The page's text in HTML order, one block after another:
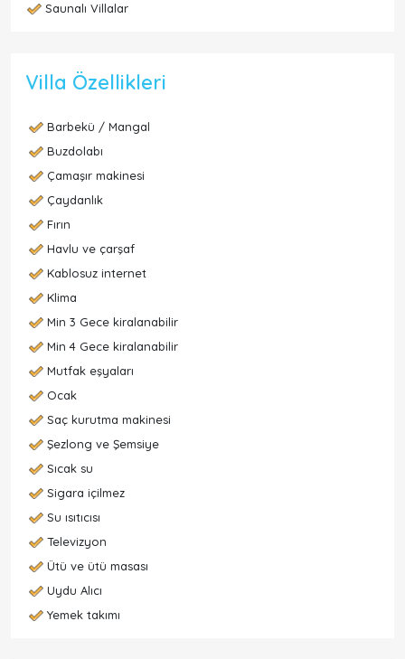
Saunalı Villalar
Villa Özellikleri
Barbekü / Mangal
Buzdolabı
Çamaşır makinesi
Çaydanlık
Fırın
Havlu ve çarşaf
Kablosuz internet
Klima
Min 3 Gece kiralanabilir
Min 4 Gece kiralanabilir
Mutfak eşyaları
Ocak
Saç kurutma makinesi
Şezlong ve Şemsiye
Sıcak su
Sigara içilmez
Su ısıtıcısı
Televizyon
Ütü ve ütü masası
Uydu Alıcı
Yemek takımı